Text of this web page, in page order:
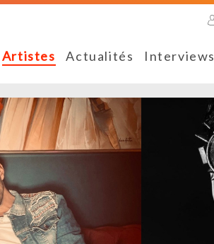
Artistes Actualités Interviews